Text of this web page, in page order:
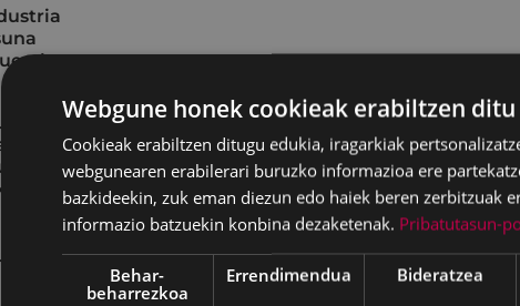
eta
aire
istripu-
Webgune honek cookieak erabiltzen ditu
Cookieak erabiltzen ditugu edukia, iragarkiak
webgunearen erabilerari buruzko informazioa ere
bazkideekin, zuk eman diezun edo haiek beren zerbitzuak
informazio batzuekin konbina dezaketenak. Pribatutasun-
Behar-
beharrezkoa
Errendimendua Bideratzea